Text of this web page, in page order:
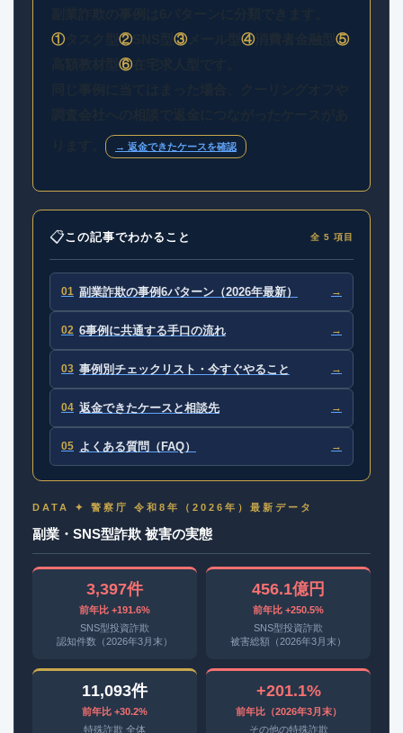
①タスク型 ②SNS型 ③メール型 ④消費者金融型 ⑤
⑥在宅求人型です。
→ 返金できたケースを確認
📋この記事でわかること 全 5 項目
01 副業詐欺の事例6パターン（2026年最新） →
02 6事例に共通する手口の流れ →
03 事例別チェックリスト・今すぐやること →
04 返金できたケースと相談先 →
05 よくある質問（FAQ） →
DATA ✦ 警察庁 令和8年（2026年）最新データ
副業・SNS型詐欺 被害の実態
3,397件
前年比 +191.6%
SNS型投資詐欺
認知件数（2026年3月末）
456.1億円
前年比 +250.5%
SNS型投資詐欺
被害総額（2026年3月末）
11,093件
前年比 +30.2%
特殊詐欺 全体
+201.1%
前年比（2026年3月末）
その他の特殊詐欺